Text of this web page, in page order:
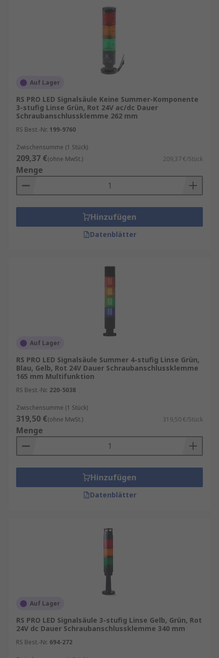
Auf Lager
RS PRO LED Signalsäule Keine Summer-Komponente
3-stufig Linse Grün, Rot 24V ac/dc Dauer
Schraubanschlussklemme 262 mm
RS Best.-Nr. 199-9760
Zwischensumme (1 Stück)
209,37 €(ohne MwSt.) 209,37 €/Stück
Menge
Hinzufügen
Datenblätter
Auf Lager
RS PRO LED Signalsäule Summer 4-stufig Linse Grün,
Blau, Gelb, Rot 24V Dauer Schraubanschlussklemme
165 mm Multifunktion
RS Best.-Nr. 220-5038
Zwischensumme (1 Stück)
319,50 €(ohne MwSt.) 319,50 €/Stück
Menge
Hinzufügen
Datenblätter
Auf Lager
RS PRO LED Signalsäule 3-stufig Linse Gelb, Grün, Rot
24V dc Dauer Schraubanschlussklemme 340 mm
RS Best.-Nr. 694-272